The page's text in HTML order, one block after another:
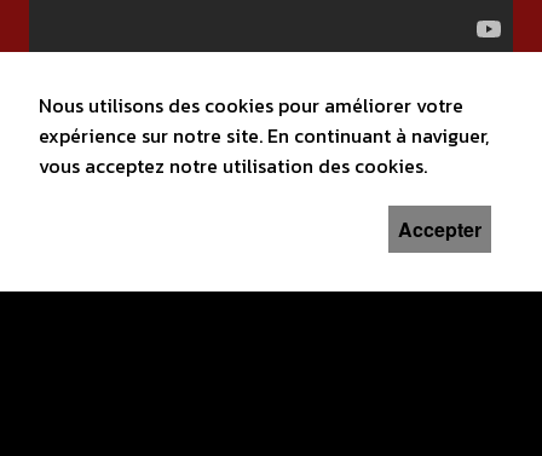
Nous utilisons des cookies pour améliorer votre
expérience sur notre site. En continuant à naviguer,
vous acceptez notre utilisation des cookies.
Accepter